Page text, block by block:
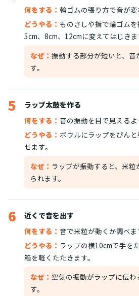
何をする： 輪ゴムの張り方で音が変
どうやる： ものさしや指で輪ゴム
5cm、8cm、12cmに変えてはじきま
なぜ： 振動する部分が短いと、音
す。
5
ラップ太鼓を作る
何をする： 音の振動を目で見えるよ
どうやる： ボウルにラップをぴん
せます。
なぜ： ラップが振動すると、米
られます。
6
近くで音を出す
何をする： 音で米粒が動くか調べま
どうやる： ラップの横10cmで手を
箱を軽くたたきます。
なぜ： 空気の振動がラップに伝わ
す。